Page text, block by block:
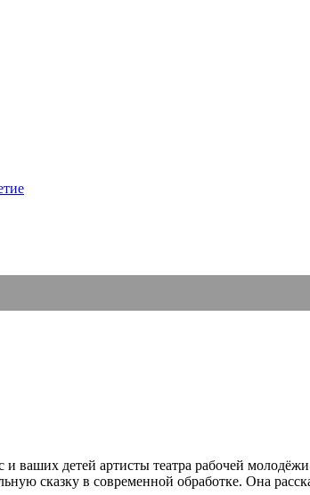
ваших детей артисты театра рабочей
сказку в современной обработке. Она